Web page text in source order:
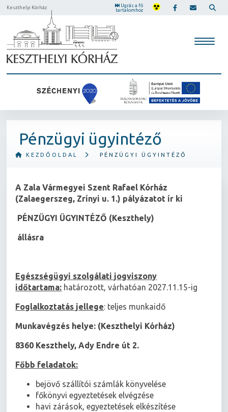
Keszthelyi Kórház
Ugrás a fő
tartalomhoz
Pénzügyi ügyintéző
KEZDŐOLDAL PÉNZÜGYI ÜGYINTÉZŐ
A Zala Vármegyei Szent Rafael Kórház
(Zalaegerszeg, Zrínyi u. 1.) pályázatot ír ki
PÉNZÜGYI ÜGYINTÉZŐ (Keszthely)
állásra
Egészségügyi szolgálati jogviszony
időtartama: határozott, várhatóan 2027.11.15-ig
Foglalkoztatás jellege: teljes munkaidő
Munkavégzés helye: (Keszthelyi Kórház)
8360 Keszthely, Ady Endre út 2.
Főbb feladatok:
bejövő szállítói számlák könyvelése
főkönyvi egyeztetések elvégzése
havi zárások, egyeztetések elkészítése